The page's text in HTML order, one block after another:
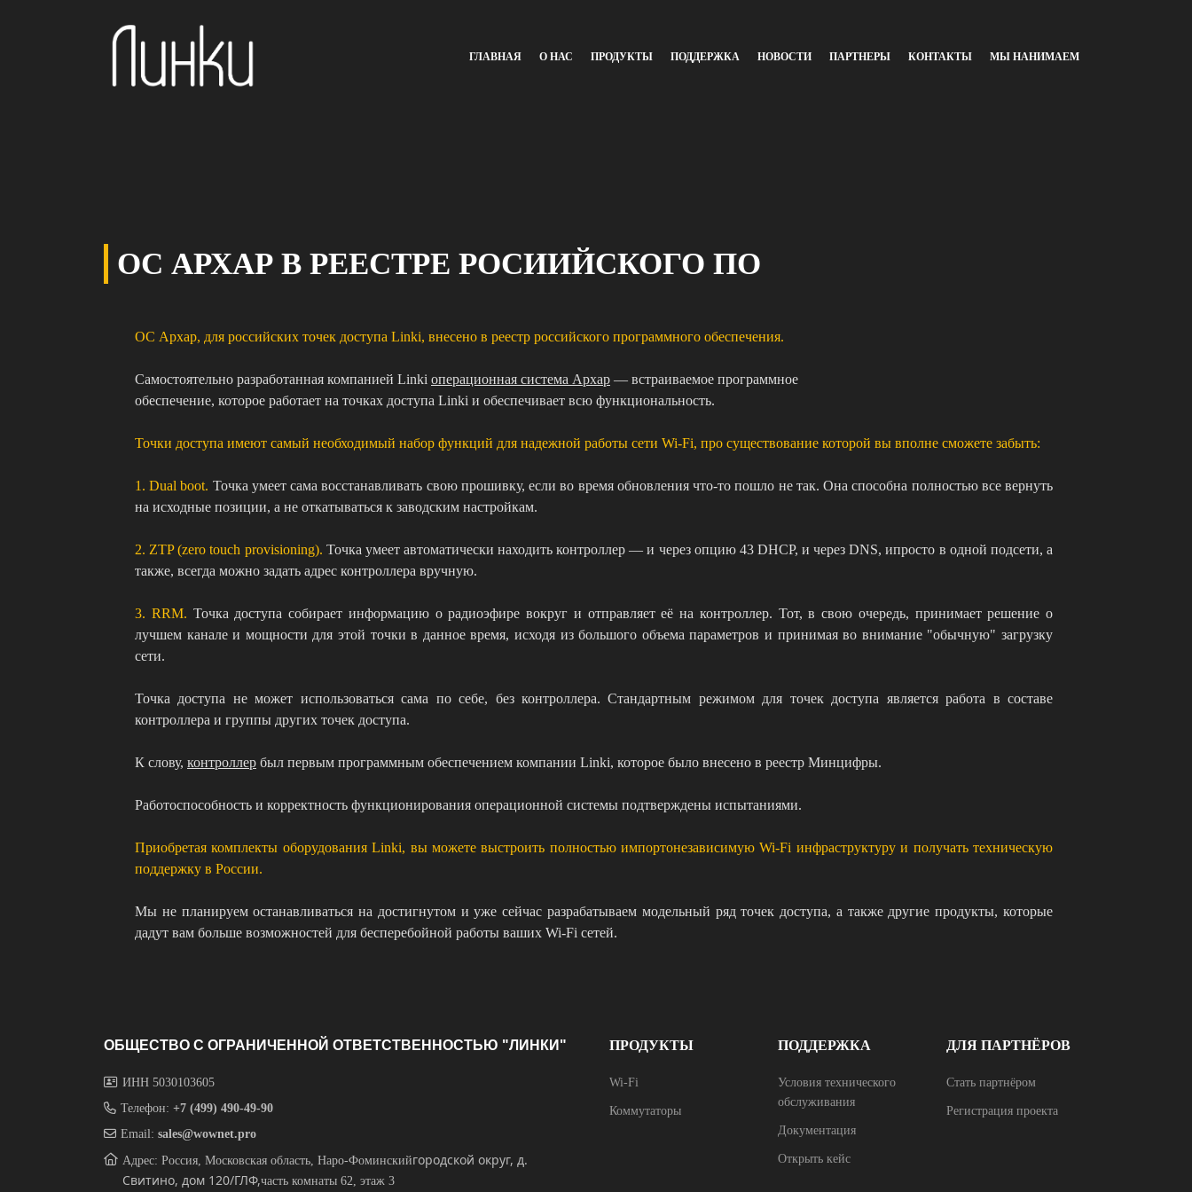
ГЛАВНАЯ О НАС ПРОДУКТЫ ПОДДЕРЖКА НОВОСТИ ПАРТНЕРЫ КОНТАКТЫ МЫ НАНИМАЕМ
ОС АРХАР В РЕЕСТРЕ РОСИИЙСКОГО ПО
ОС Архар, для российских точек доступа Linki, внесено в реестр российского программного обеспечения.
Самостоятельно разработанная компанией Linki операционная система Архар — встраиваемое программное
обеспечение, которое работает на точках доступа Linki и обеспечивает всю функциональность.
Точки доступа имеют самый необходимый набор функций для надежной работы сети Wi-Fi, про существование которой вы вполне сможете забыть:
1. Dual boot. Точка умеет сама восстанавливать свою прошивку, если во время обновления что-то пошло не так. Она способна полностью все вернуть
на исходные позиции, а не откатываться к заводским настройкам.
2. ZTP (zero touch provisioning). Точка умеет автоматически находить контроллер — и через опцию 43 DHCP, и через DNS, ипросто в одной подсети, а
также, всегда можно задать адрес контроллера вручную.
3. RRM. Точка доступа собирает информацию о радиоэфире вокруг и отправляет её на контроллер. Тот, в свою очередь, принимает решение о
лучшем канале и мощности для этой точки в данное время, исходя из большого объема параметров и принимая во внимание "обычную" загрузку
сети.
Точка доступа не может использоваться сама по себе, без контроллера. Стандартным режимом для точек доступа является работа в составе
контроллера и группы других точек доступа.
К слову, контроллер был первым программным обеспечением компании Linki, которое было внесено в реестр Минцифры.
Работоспособность и корректность функционирования операционной системы подтверждены испытаниями.
Приобретая комплекты оборудования Linki, вы можете выстроить полностью импортонезависимую Wi-Fi инфраструктуру и получать техническую
поддержку в России.
Мы не планируем останавливаться на достигнутом и уже сейчас разрабатываем модельный ряд точек доступа, а также другие продукты, которые
дадут вам больше возможностей для бесперебойной работы ваших Wi-Fi сетей.
ОБЩЕСТВО С ОГРАНИЧЕННОЙ ОТВЕТСТВЕННОСТЬЮ "ЛИНКИ"
ИНН 5030103605
Телефон: +7 (499) 490-49-90
Email: sales@wownet.pro
Адрес: Россия, Московская область, Наро-Фоминскийгородской округ, д.
Свитино, дом 120/ГЛФ,часть комнаты 62, этаж 3
ПРОДУКТЫ
Wi-Fi
Коммутаторы
ПОДДЕРЖКА
Условия технического
обслуживания
Документация
Открыть кейс
ДЛЯ ПАРТНЁРОВ
Стать партнёром
Регистрация проекта